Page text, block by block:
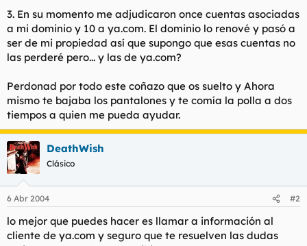
3. En su momento me adjudicaron once cuentas asociadas
a mi dominio y 10 a ya.com. El dominio lo renové y pasó a
ser de mi propiedad así que supongo que esas cuentas no
las perderé pero... y las de ya.com?
Perdonad por todo este coñazo que os suelto y Ahora
mismo te bajaba los pantalones y te comía la polla a dos
tiempos a quien me pueda ayudar.
DeathWish
Clásico
6 Abr 2004 #2
lo mejor que puedes hacer es llamar a información al
cliente de ya.com y seguro que te resuelven las dudas